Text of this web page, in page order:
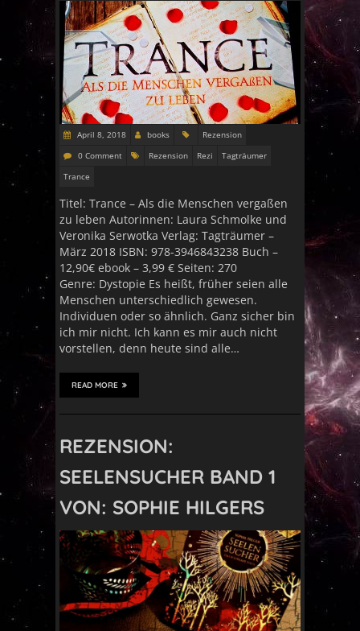
April 8, 2018 books
Rezension
0 Comment
Rezension Rezi
Tagträumer
Trance
Titel: Trance – Als die Menschen vergaßen
zu leben Autorinnen: Laura Schmolke und
Veronika Serwotka Verlag: Tagträumer –
März 2018 ISBN: 978-3946843238 Buch –
12,90€ ebook – 3,99 € Seiten: 270
Genre: Dystopie Es heißt, früher seien alle
Menschen unterschiedlich gewesen.
Individuen oder so ähnlich. Ganz sicher bin
ich mir nicht. Ich kann es mir auch nicht
vorstellen, denn heute sind alle…
READ MORE
REZENSION:
SEELENSUCHER BAND 1
VON: SOPHIE HILGERS